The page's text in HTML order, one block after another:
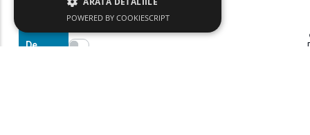
De
Show map on mouse hover
POWERED BY COOKIESCRIPT